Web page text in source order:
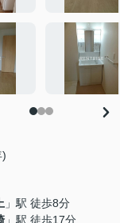
)
」駅 徒歩8分
」駅 徒歩17分